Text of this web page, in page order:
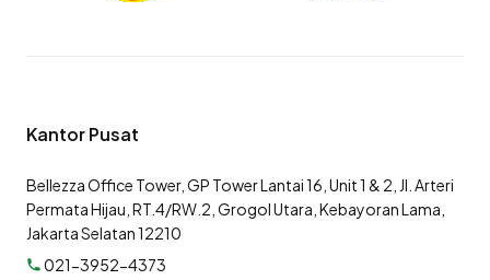
Kantor Pusat
Bellezza Office Tower, GP Tower Lantai 16, Unit 1 & 2, Jl. Arteri
Permata Hijau, RT.4/RW.2, Grogol Utara, Kebayoran Lama,
Jakarta Selatan 12210
021-3952-4373